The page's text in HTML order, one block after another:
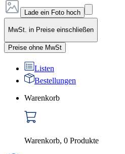
Lade ein Foto hoch
MwSt. in Preise einschließen
Preise ohne MwSt
Listen
Bestellungen
Warenkorb
Warenkorb, 0 Produkte